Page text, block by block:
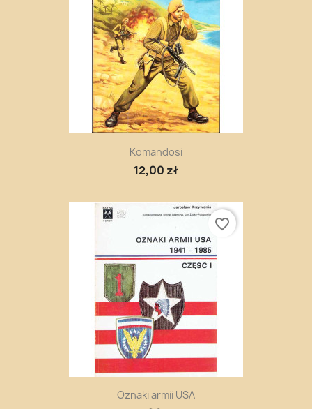
Komandosi
12,00 zł
Oznaki armii USA
favorite_border